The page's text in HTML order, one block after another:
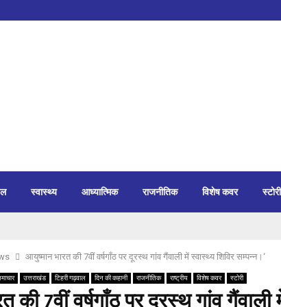
स्वास्थ्य आध्यात्मिक राजनीतिक विशेष कवर स्टोरी
आयुष्मान भारत की 7वीं वर्षगाँठ पर दूरस्थ गांव गैंवाली में स्वास्थ्य शिविर सम्पन्न।‘
उत्तराखंड टिहरी गढ़वाल दिन की कहानी राजनीतिक राष्ट्रीय विशेष कवर स्टोरी